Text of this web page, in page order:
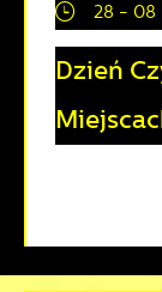
28 - 08
Dzień